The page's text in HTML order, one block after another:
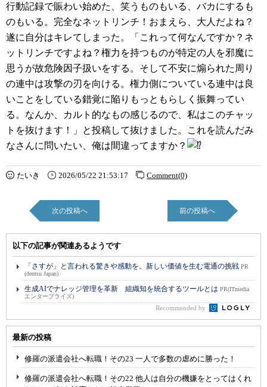
行動記録で賑わい始めた、笑うものもいる、バカにするも
のもいる。完全なネットリンチ！おまえら、大人だよね？
遂に自分はキレてしまった。「これって何なんですか？ネ
ットリンチですよね？権力を持つものが特定の人を邪魔に
思うが故危険因子扱いをする。そして不安に煽られた周り
の連中は攻撃の刃を向ける。権力側についている連中は良
いことをしている錯覚に陥りもっともらしく振舞ってい
る。なんか、カルト的なもの感じるので、私はこのチャッ
トを抜けます！」と投稿して抜けました。これを読んだみ
なさんに問いたい、俺は間違ってますか？
たいき 2026/05/22 21:53:17 Comment(0)
次の投稿へ 前の投稿へ
以下の記事が関連あるようです
「さすが」と言われる驚きや感動を。新しい価値を生む電通の挑戦 PR
(dentsu Japan)
生成AIでナレッジ管理を革新 組織知を統合するツールとは PR(ITmedia
エンタープライズ)
Recommended by
最新の投稿
修羅の派遣会社へ転職！その23 一人で多数の虐めに勝った！
修羅の派遣会社へ転職！その22 他人は自分の機嫌をとってはくれ